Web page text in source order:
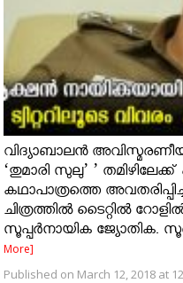
വിദ്യാബാലന്‍
‘തുമാരി സുലു’ ’
കഥാപാത്രത്തെ
ചിത്രത്തിൽ ടൈറ്റിൽ
സൂപ്പർനായിക ജ്യോതിക.
More]
Published on March 12, 2018 at